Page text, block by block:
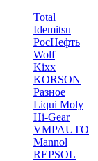
Total
Idemitsu
РосНефть
Wolf
Kixx
KORSON
Разное
Liqui Moly
Hi-Gear
VMPAUTO
Mannol
REPSOL